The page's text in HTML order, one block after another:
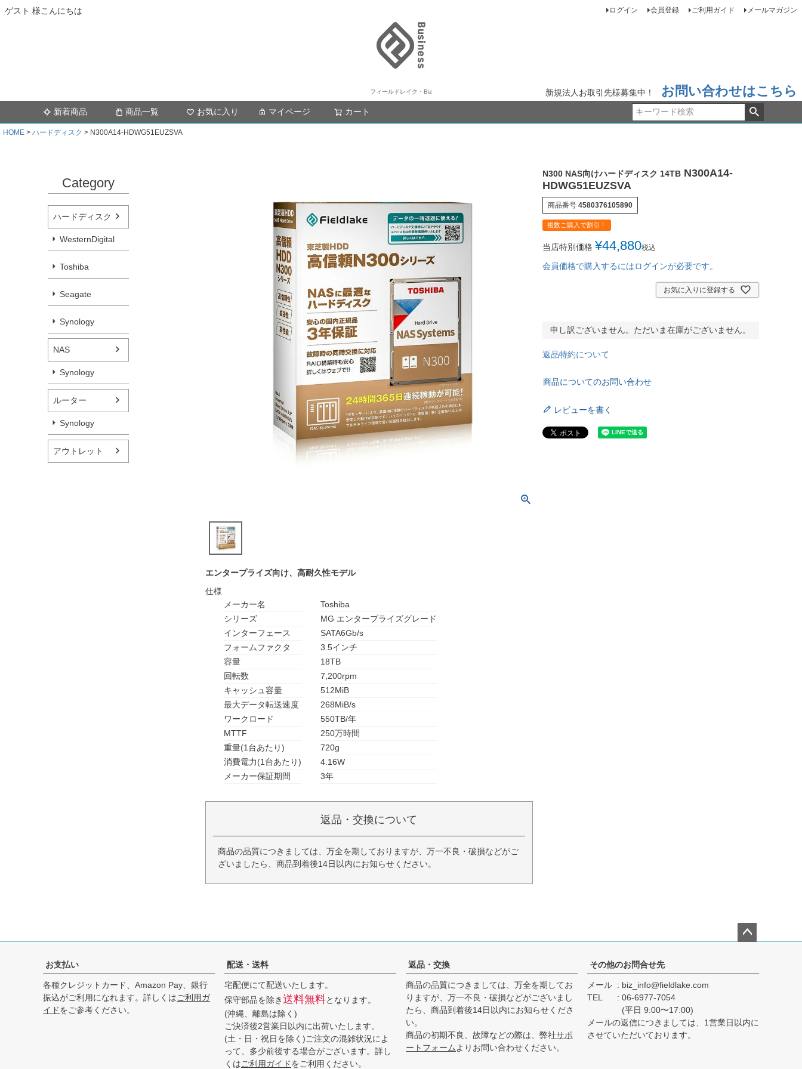
ゲスト 様こんにちは
フィールドレイク・Biz
ログイン 会員登録 ご利用ガイド メールマガジン
新規法人お取引先様募集中！ お問い合わせはこちら
新着商品 商品一覧 お気に入り マイページ カート
HOME ハードディスク N300A14-HDWG51EUZSVA
Category
ハードディスク
WesternDigital
Toshiba
Seagate
Synology
NAS
Synology
ルーター
Synology
アウトレット
エンタープライズ向け、高耐久性モデル
仕様
メーカー名
Toshiba
シリーズ
MG エンタープライズグレード
インターフェース
SATA6Gb/s
フォームファクタ
3.5インチ
容量
18TB
回転数
7,200rpm
キャッシュ容量
512MiB
最大データ転送速度
268MiB/s
ワークロード
550TB/年
MTTF
250万時間
重量(1台あたり)
720g
消費電力(1台あたり)
4.16W
メーカー保証期間
3年
返品・交換について
商品の品質につきましては、万全を期しておりますが、万一不良・破損などがご
ざいましたら、商品到着後14日以内にお知らせください。
N300 NAS向けハードディスク 14TB N300A14-
HDWG51EUZSVA
商品番号 4580376105890
複数ご購入で割引！
当店特別価格 ¥44,880税込
会員価格で購入するにはログインが必要です。
お気に入りに登録する
申し訳ございません。ただいま在庫がございません。
返品特約について
商品についてのお問い合わせ
レビューを書く
ップ
お支払い
各種クレジットカード、Amazon Pay、銀行
振込がご利用になれます。詳しくはご利用ガ
イドをご参考ください。
配送・送料
宅配便にて配送いたします。
保守部品を除き送料無料となります。
(沖縄、離島は除く)
ご決済後2営業日以内に出荷いたします。
(土・日・祝日を除く)ご注文の混雑状況によ
って、多少前後する場合がございます。詳し
くはご利用ガイドをご利用ください。
返品・交換
商品の品質につきましては、万全を期してお
りますが、万一不良・破損などがございまし
たら、商品到着後14日以内にお知らせくださ
い。
商品の初期不良、故障などの際は、弊社サポ
ートフォーム よりお問い合わせください。
その他のお問合せ先
メール
biz_info@fieldlake.com
TEL
06-6977-7054
(平日 9:00〜17:00)
メールの返信につきましては、1営業日以内に
させていただいております。